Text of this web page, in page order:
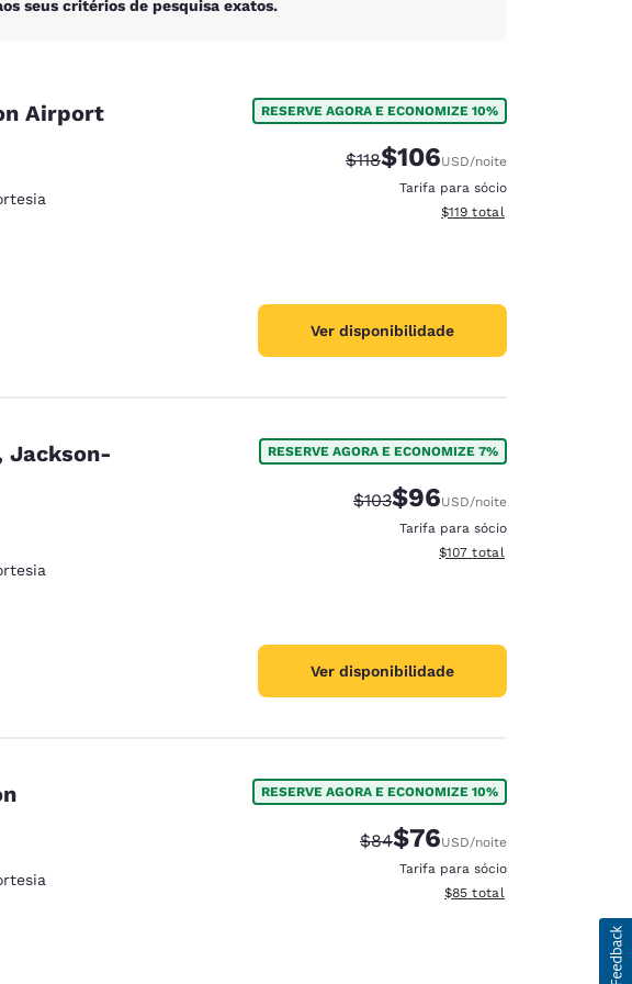
seus critérios de pesquisa exatos.
Airport RESERVE AGORA E ECONOMIZE 10%
Tarifa anterior “tachada”:
$118Tarifa com desconto:
$106USD/noite
Tarifa para sócio
Exibir detalhes do total
$119 total
Ver disponibilidade
Jackson-
RESERVE AGORA E ECONOMIZE 7%
Tarifa anterior “tachada”:
$103Tarifa com desconto:
$96USD/noite
Tarifa para sócio
Exibir detalhes do total
$107 total
Ver disponibilidade
RESERVE AGORA E ECONOMIZE 10%
Tarifa anterior “tachada”:
$84Tarifa com desconto:
$76USD/noite
Tarifa para sócio
Exibir detalhes do total
$85 total